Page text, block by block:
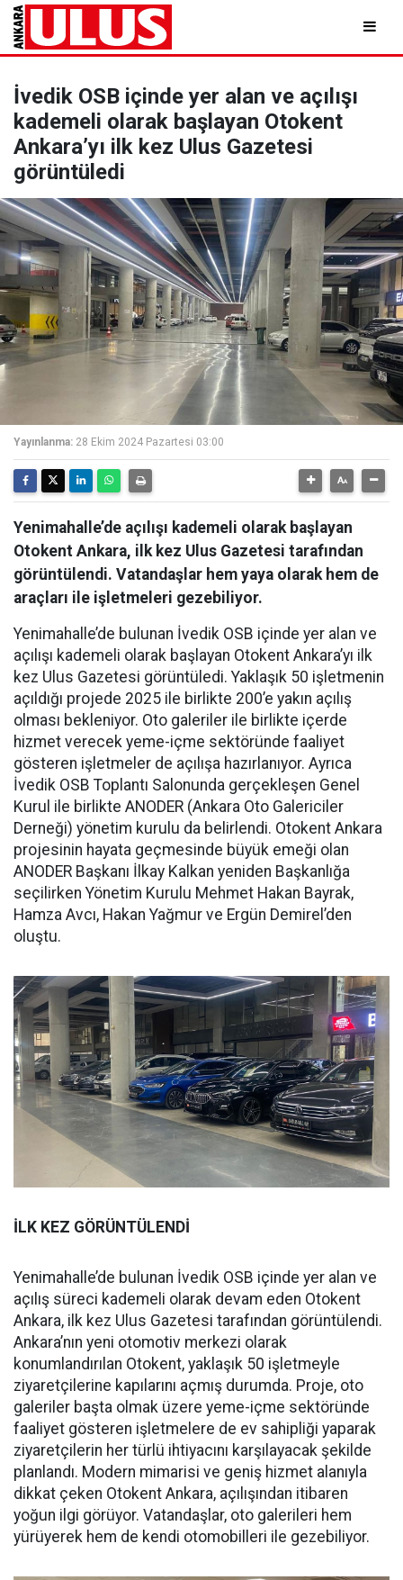
İvedik OSB içinde yer alan ve açılışı
kademeli olarak başlayan Otokent
Ankara’yı ilk kez Ulus Gazetesi
görüntüledi
Yayınlanma: 28 Ekim 2024 Pazartesi 03:00
Yenimahalle’de açılışı kademeli olarak başlayan
Otokent Ankara, ilk kez Ulus Gazetesi tarafından
görüntülendi. Vatandaşlar hem yaya olarak hem de
araçları ile işletmeleri gezebiliyor.
Yenimahalle’de bulunan İvedik OSB içinde yer alan ve
açılışı kademeli olarak başlayan Otokent Ankara’yı ilk
kez Ulus Gazetesi görüntüledi. Yaklaşık 50 işletmenin
açıldığı projede 2025 ile birlikte 200’e yakın açılış
olması bekleniyor. Oto galeriler ile birlikte içerde
hizmet verecek yeme-içme sektöründe faaliyet
gösteren işletmeler de açılışa hazırlanıyor. Ayrıca
İvedik OSB Toplantı Salonunda gerçekleşen Genel
Kurul ile birlikte ANODER (Ankara Oto Galericiler
Derneği) yönetim kurulu da belirlendi. Otokent Ankara
projesinin hayata geçmesinde büyük emeği olan
ANODER Başkanı İlkay Kalkan yeniden Başkanlığa
seçilirken Yönetim Kurulu Mehmet Hakan Bayrak,
Hamza Avcı, Hakan Yağmur ve Ergün Demirel’den
oluştu.
İLK KEZ GÖRÜNTÜLENDİ
Yenimahalle’de bulunan İvedik OSB içinde yer alan ve
açılış süreci kademeli olarak devam eden Otokent
Ankara, ilk kez Ulus Gazetesi tarafından görüntülendi.
Ankara’nın yeni otomotiv merkezi olarak
konumlandırılan Otokent, yaklaşık 50 işletmeyle
ziyaretçilerine kapılarını açmış durumda. Proje, oto
galeriler başta olmak üzere yeme-içme sektöründe
faaliyet gösteren işletmelere de ev sahipliği yaparak
ziyaretçilerin her türlü ihtiyacını karşılayacak şekilde
planlandı. Modern mimarisi ve geniş hizmet alanıyla
dikkat çeken Otokent Ankara, açılışından itibaren
yoğun ilgi görüyor. Vatandaşlar, oto galerileri hem
yürüyerek hem de kendi otomobilleri ile gezebiliyor.